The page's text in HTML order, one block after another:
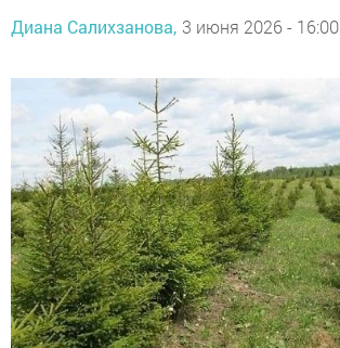
Диана Салихзанова, 3 июня 2026 - 16:00